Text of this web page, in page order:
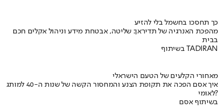
כך תחסכו בחשמל בלי להזיע
מהפכת האנרגיה של תדיראן: שליטה, אבטחת מידע וניהול אקלים חכם
בבית
בשיתוף TADIRAN
מאחורי הקלעים של הטעם הישראלי
איך אסם הפכה את תקופת הצנע והמחסור הקשה של שנות ה-40 למותג
לאומי?
בשיתוף אסם